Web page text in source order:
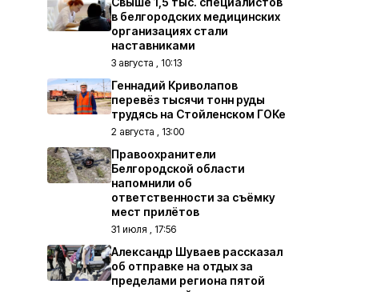
в белгородских медицинских
организациях стали
наставниками
3 августа , 10:13
Геннадий Криволапов
перевёз тысячи тонн руды
трудясь на Стойленском ГОКе
2 августа , 13:00
Правоохранители
Белгородской области
напомнили об
ответственности за съёмку
мест прилётов
31 июля , 17:56
Александр Шуваев рассказал
об отправке на отдых за
пределами региона пятой